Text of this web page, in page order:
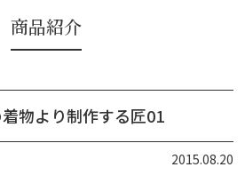
商品紹介
物より制作する匠01
2015.08.20